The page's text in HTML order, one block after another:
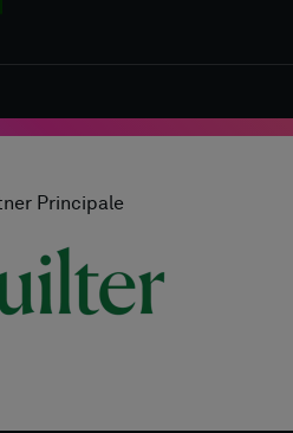
Principale